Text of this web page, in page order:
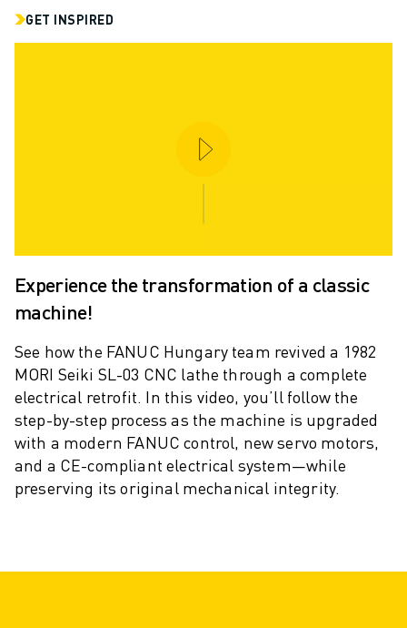
SOBRE A FANUC
SOBRE A FANUC
MOLDE O SEU FUTURO COM A FANUC
JUNTE-SE A NÓS » PORTAL DE EMPREGO
LOCALIZAÇÕES
IMPRIMIR
GET INSPIRED
Experience the transformation of a classic
machine!
See how the FANUC Hungary team revived a 1982
MORI Seiki SL-03 CNC lathe through a complete
electrical retrofit. In this video, you’ll follow the
step-by-step process as the machine is upgraded
with a modern FANUC control, new servo motors,
and a CE-compliant electrical system—while
preserving its original mechanical integrity.